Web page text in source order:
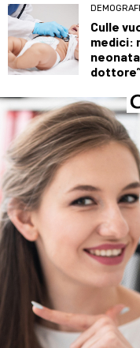
Culle
medici:
neonata
Baci,
misura
SEGUICI SUI